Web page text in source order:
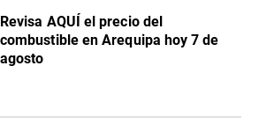
Revisa AQUÍ el precio del
combustible en Arequipa hoy 7 de
agosto